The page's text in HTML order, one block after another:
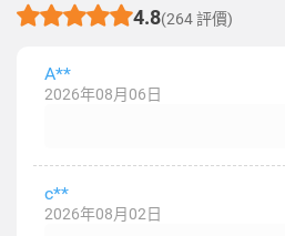
4.8(264 評價)
A**
2026年08月06日
c**
2026年08月02日